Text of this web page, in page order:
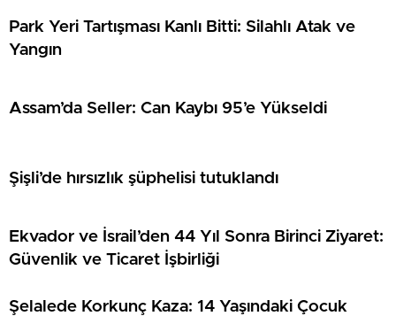
Park Yeri Tartışması Kanlı Bitti: Silahlı Atak ve
Yangın
Assam’da Seller: Can Kaybı 95’e Yükseldi
Şişli’de hırsızlık şüphelisi tutuklandı
Ekvador ve İsrail’den 44 Yıl Sonra Birinci Ziyaret:
Güvenlik ve Ticaret İşbirliği
Şelalede Korkunç Kaza: 14 Yaşındaki Çocuk